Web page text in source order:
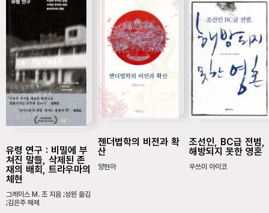
유령 연구 : 비밀에 부
쳐진 말들, 삭제된 존
재의 배회, 트라우마의
체현
그레이스 M. 조 지음 ;성원 옮김
;김은주 해제
젠더법학의 비전과 확
산
양현아
조선인, BC급 전범,
해방되지 못한 영혼
우쓰미 아이코